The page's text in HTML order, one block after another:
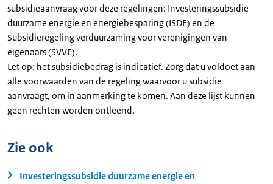
subsidieaanvraag voor deze regelingen: Investeringssubsidie
duurzame energie en energiebesparing (ISDE) en de
Subsidieregeling verduurzaming voor verenigingen van
eigenaars (SVVE).
Let op: het subsidiebedrag is indicatief. Zorg dat u voldoet aan
alle voorwaarden van de regeling waarvoor u subsidie
aanvraagt, om in aanmerking te komen. Aan deze lijst kunnen
geen rechten worden ontleend.
Zie ook
Investeringssubsidie duurzame energie en